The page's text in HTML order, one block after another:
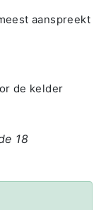
aanspreekt
de kelder
18